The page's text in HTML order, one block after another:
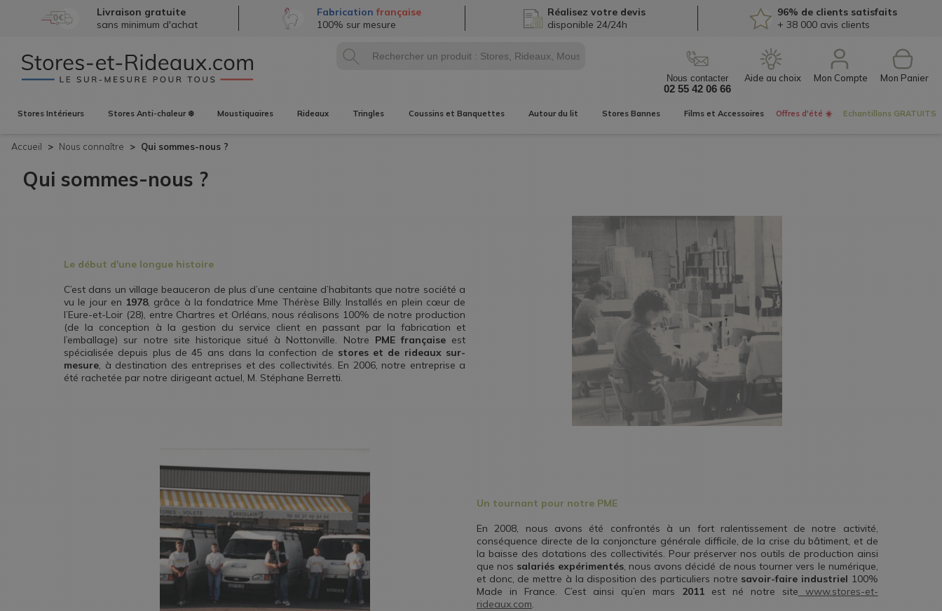
Livraison gratuite
sans minimum d'achat
Fabrication française
100% sur mesure
Réalisezvotre devis
disponible 24/24h
96% de clients satisfaits
+ 38 000avis clients
Nous contacter
02 55 42 06 66
Mon Compte
StoresIntérieurs Stores Anti-chaleur ❄️ Moustiquaires Rideaux Tringles Coussins et Banquettes Autour du lit Stores Bannes Films et Accessoires Offres d'été ☀️ Echantillons GRATUITS
Accueil Nous connaître Qui sommes-nous ?
Qui sommes-nous ?
Le début d'une longue histoire
C’est dans un village beauceron de plus d’une centaine d’habitants que notre société a
vu le jour en 1978, grâce à la fondatrice Mme Thérèse Billy. Installés en plein cœur de
l’Eure-et-Loir (28), entre Chartres et Orléans, nous réalisons 100% de notre production
(de la conception à la gestion du service client en passant par la fabrication et
l’emballage) sur notre site historique situé à Nottonville. Notre PME française est
spécialisée depuis plus de 45 ans dans la confection de stores et de rideaux sur-
mesure , à destination des entreprises et des collectivités. En 2006, notre entreprise a
été rachetée par notre dirigeant actuel, M. Stéphane Berretti.
Un tournant pour notre PME
En 2008, nous avons été confrontés à un fort ralentissement de notre activité,
conséquence directe de la conjoncture générale difficile, de la crise du bâtiment, et de
la baisse des dotations des collectivités. Pour préserver nos outils de production ainsi
que nos salariés expérimentés, nous avons décidé de nous tourner vers le numérique,
et donc, de mettre à la disposition des particuliers notre savoir-faire industriel 100%
Made in France. C’est ainsi qu’en mars 2011est né notre site www.stores-et-
rideaux.com